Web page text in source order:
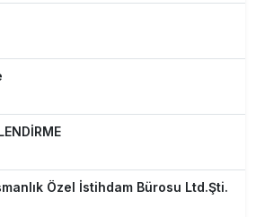
Özel İstihdam Bürosu Ltd.Şti.